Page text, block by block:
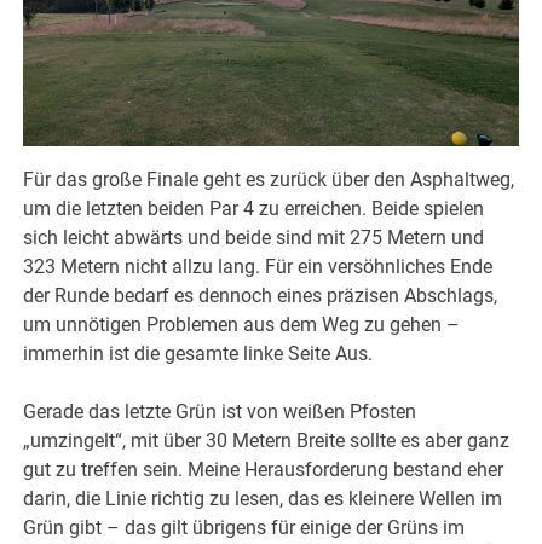
Für das große Finale geht es zurück über den Asphaltweg,
um die letzten beiden Par 4 zu erreichen. Beide spielen
sich leicht abwärts und beide sind mit 275 Metern und
323 Metern nicht allzu lang. Für ein versöhnliches Ende
der Runde bedarf es dennoch eines präzisen Abschlags,
um unnötigen Problemen aus dem Weg zu gehen –
immerhin ist die gesamte linke Seite Aus.
Gerade das letzte Grün ist von weißen Pfosten
„umzingelt“, mit über 30 Metern Breite sollte es aber ganz
gut zu treffen sein. Meine Herausforderung bestand eher
darin, die Linie richtig zu lesen, das es kleinere Wellen im
Grün gibt – das gilt übrigens für einige der Grüns im